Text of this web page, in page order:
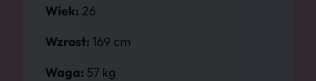
Wiek: 26
Wzrost: 169 cm
Waga: 57 kg